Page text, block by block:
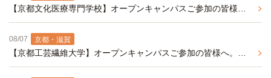
08/07 京都・滋賀